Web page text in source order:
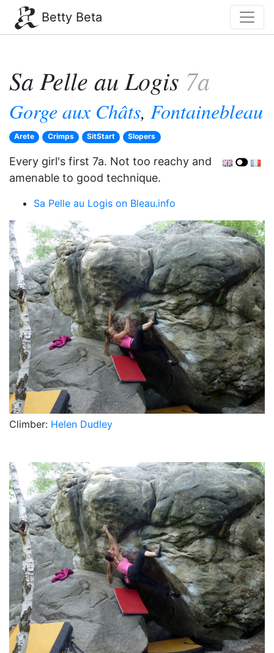
Betty Beta
Sa Pelle au Logis 7a
Gorge aux Châts, Fontainebleau
Arete Crimps SitStart Slopers
Every girl's first 7a. Not too reachy and
amenable to good technique.
Sa Pelle au Logis on Bleau.info
Climber: Helen Dudley